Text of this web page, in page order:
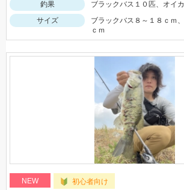
釣果
ブラックバス１０匹、オイ
サイズ
ブラックバス８～１８ｃｍ
ｃｍ
NEW 初心者向け